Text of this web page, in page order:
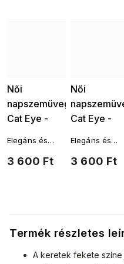
Termék részletes
A keretek fekete színe
Női
napszemüveg,
Cat Eye -
23807,
barna színű
3 600 Ft
Elegáns és
finoman
stílust és
minden nő
Női
Cat Eye -
23807, fehér
9001557-9
3 600 Ft
Elegáns és
finoman
stílust és
minden nő